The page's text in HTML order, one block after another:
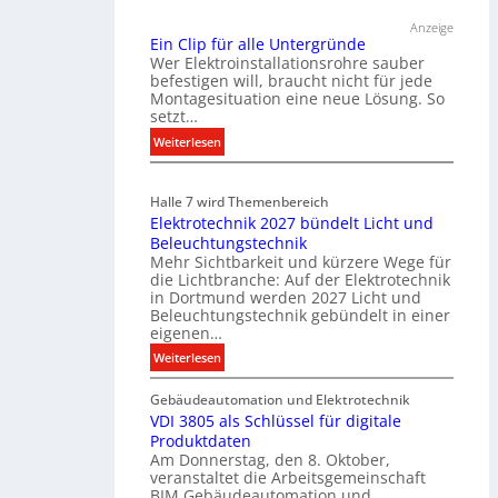
r
k
o
m
u
n
k
a
t
i
o
n
t
S
y
s
t
e
Anzeige
Ein Clip für alle Untergründe
Wer Elektroinstallationsrohre sauber
befestigen will, braucht nicht für jede
Montagesituation eine neue Lösung. So
setzt…
Weiterlesen:
E
n
C
l
i
p
f
a
l
e
U
n
Halle 7 wird Themenbereich
Elektrotechnik 2027 bündelt Licht und
Beleuchtungstechnik
Mehr Sichtbarkeit und kürzere Wege für
die Lichtbranche: Auf der Elektrotechnik
in Dortmund werden 2027 Licht und
Beleuchtungstechnik gebündelt in einer
eigenen…
Weiterlesen:
E
l
e
k
t
r
Gebäudeautomation und Elektrotechnik
VDI 3805 als Schlüssel für digitale
Produktdaten
Am Donnerstag, den 8. Oktober,
veranstaltet die Arbeitsgemeinschaft